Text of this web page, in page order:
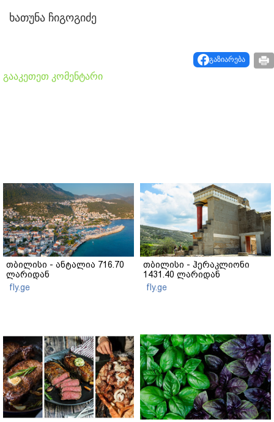
ხათუნა ჩიგოგიძე
გაზიარება
გააკეთეთ კომენტარი
თბილისი - ანტალია 716.70
ლარიდან
fly.ge
თბილისი - ჰერაკლიონი
1431.40 ლარიდან
fly.ge